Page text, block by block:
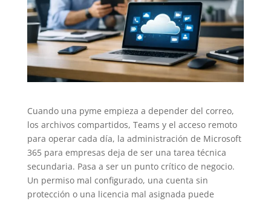
Cuando una pyme empieza a depender del correo,
los archivos compartidos, Teams y el acceso remoto
para operar cada día, la administración de Microsoft
365 para empresas deja de ser una tarea técnica
secundaria. Pasa a ser un punto crítico de negocio.
Un permiso mal configurado, una cuenta sin
protección o una licencia mal asignada puede